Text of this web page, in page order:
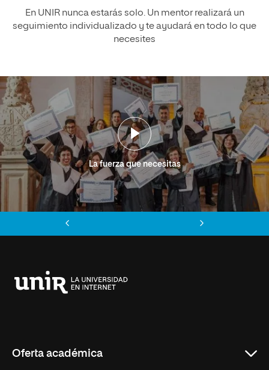
En UNIR nunca estarás solo. Un mentor realizará un
seguimiento individualizado y te ayudará en todo lo que
necesites
La fuerza que necesitas
Oferta académica